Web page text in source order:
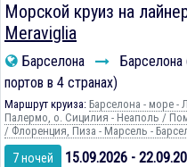
Морской круиз на
Meraviglia
Барселона
портов в 4 странах)
Маршрут круиза: Барселона - море -
Палермо, о. Сицилия - Неаполь /
/ Флоренция, Пиза - Марсель -
7 ночей 15.09.2026 -